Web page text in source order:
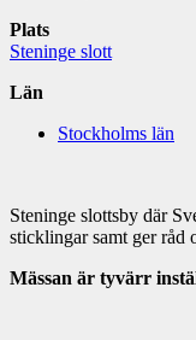
Plats
Steninge slott
Län
Stockholms län
Steninge slottsby där
sticklingar samt ger råd
Mässan är tyvärr